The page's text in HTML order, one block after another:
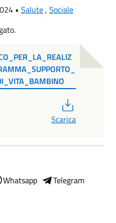
• Salute, Sociale
Scarica
Whatsapp
Telegram